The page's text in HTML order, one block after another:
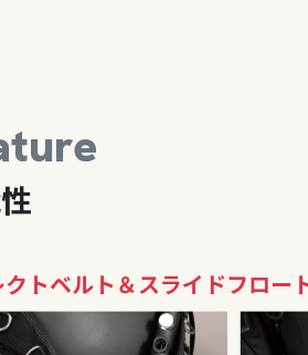
トベルト＆スライドフロー